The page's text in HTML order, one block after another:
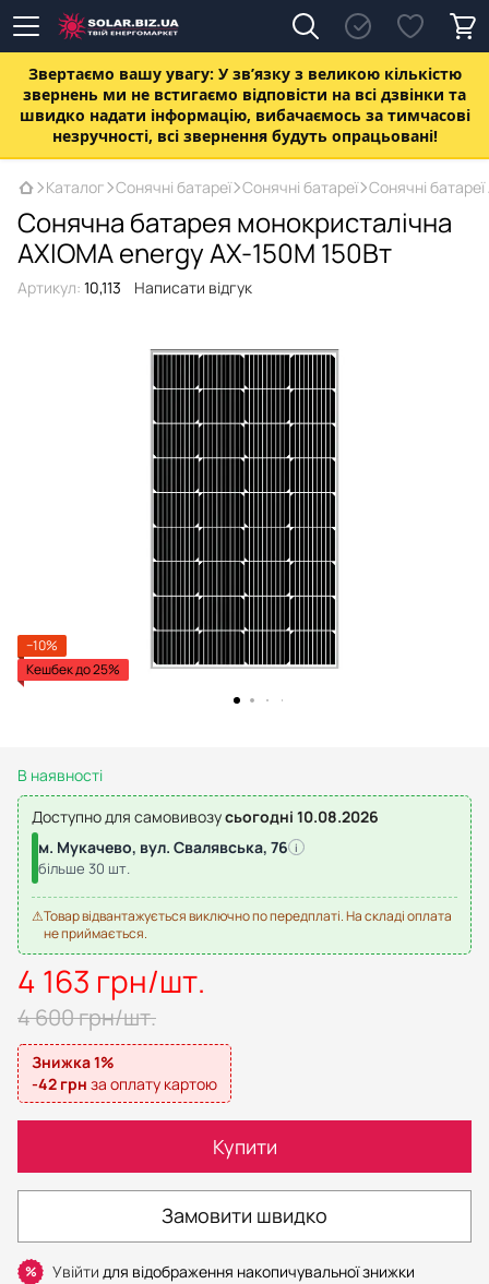
Звертаємо вашу увагу: У зв’язку з великою кількістю
звернень ми не встигаємо відповісти на всі дзвінки та
швидко надати інформацію, вибачаємось за тимчасові
незручності, всі звернення будуть опрацьовані!
Каталог Сонячні батареї Сонячні батареї Сонячні
Сонячна батарея монокристалічна
AXIOMA energy AX-150M 150Вт
Артикул: 10,113 Написати відгук
−10%
Кешбек до 25%
В наявності
Доступно для самовивозусьогодні 10.08.2026
м. Мукачево, вул. Свалявська, 76 i
більше 30 шт.
⚠Товар відвантажується виключно по передплаті. На складі оплата
не приймається.
4 163 грн/шт.
4 600 грн/шт.
Знижка 1%
-42 грн за оплату картою
Купити
Замовити швидко
% Увійти для відображення накопичувальної знижки